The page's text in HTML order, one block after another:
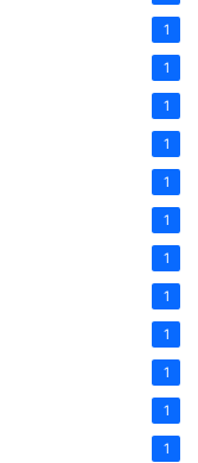
1
1
1
1
1
1
1
1
1
1
1
1